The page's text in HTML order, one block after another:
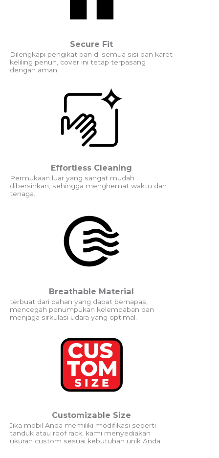
Secure Fit
Dilengkapi pengikat ban di semua sisi dan karet
keliling penuh, cover ini tetap terpasang
dengan aman.
Effortless Cleaning
Permukaan luar yang sangat mudah
dibersihkan, sehingga menghemat waktu dan
tenaga.
Breathable Material
terbuat dari bahan yang dapat bernapas,
mencegah penumpukan kelembaban dan
menjaga sirkulasi udara yang optimal.
Customizable Size
Jika mobil Anda memiliki modifikasi seperti
tanduk atau roof rack, kami menyediakan
ukuran custom sesuai kebutuhan unik Anda.